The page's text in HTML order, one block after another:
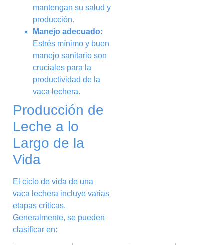
mantengan su salud y
producción.
Manejo adecuado:
Estrés mínimo y buen
manejo sanitario son
cruciales para la
productividad de la
vaca lechera.
Producción de
Leche a lo
Largo de la
Vida
El ciclo de vida de una
vaca lechera incluye varias
etapas críticas.
Generalmente, se pueden
clasificar en: